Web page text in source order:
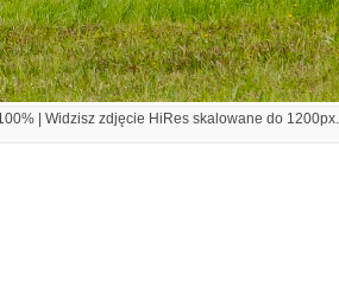
| Widzisz zdjęcie HiRes skalowane do